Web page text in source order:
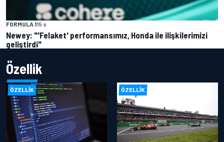
FORMULA 115 s
Newey: "'Felaket' performansımız, Honda ile ilişkilerimizi
geliştirdi"
Özellik
ÖZELLIK ÖZELLIK